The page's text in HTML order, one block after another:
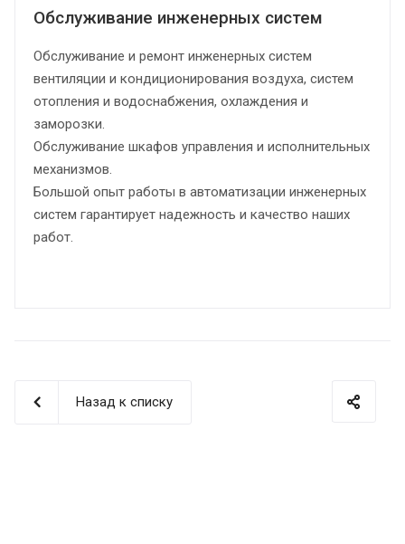
Обслуживание инженерных систем
Обслуживание и ремонт инженерных систем
вентиляции и кондиционирования воздуха, систем
отопления и водоснабжения, охлаждения и
заморозки.
Обслуживание шкафов управления и исполнительных
механизмов.
Большой опыт работы в автоматизации инженерных
систем гарантирует надежность и качество наших
работ.
Назад к списку